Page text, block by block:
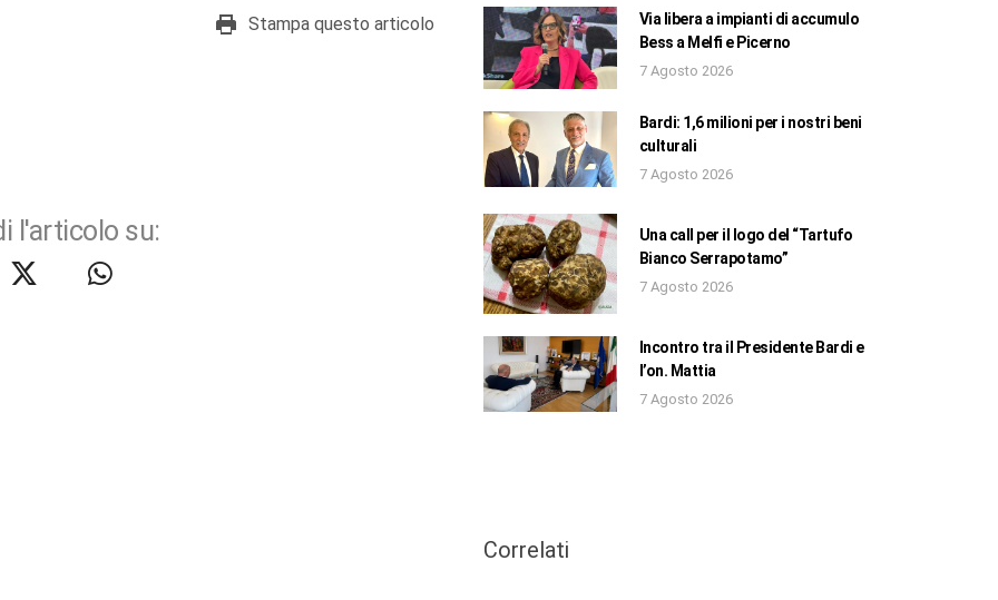
Stampa questo articolo
l'articolo su:
Via libera a impianti di accumulo
Bess a Melfi e Picerno
7 Agosto 2026
Bardi: 1,6 milioni per i nostri beni
culturali
7 Agosto 2026
Una call per il logo del “Tartufo
Bianco Serrapotamo”
7 Agosto 2026
Incontro tra il Presidente Bardi e
l’on. Mattia
7 Agosto 2026
Correlati